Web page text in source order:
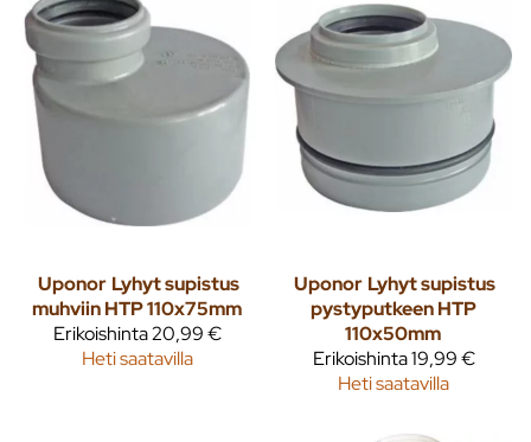
Uponor Lyhyt supistus
muhviin HTP 110x75mm
Erikoishinta20,99 €
Heti saatavilla
Uponor Lyhyt supistus
pystyputkeen HTP
110x50mm
Erikoishinta19,99 €
Heti saatavilla